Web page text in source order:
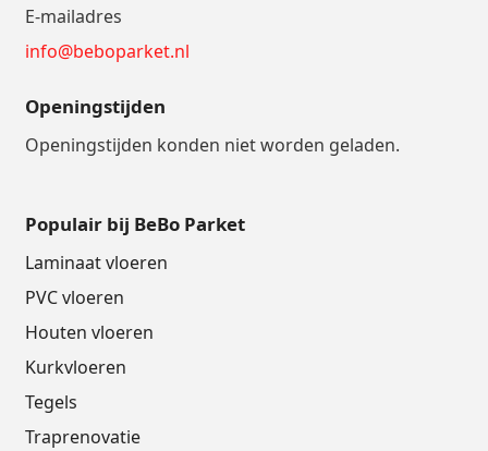
E-mailadres
info@beboparket.nl
Openingstijden
Openingstijden konden niet worden geladen.
Populair bij BeBo Parket
Laminaat vloeren
PVC vloeren
Houten vloeren
Kurkvloeren
Tegels
Traprenovatie